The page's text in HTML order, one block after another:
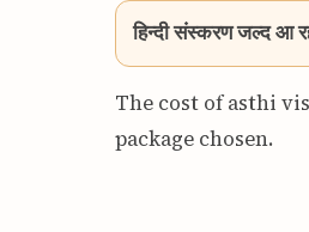
हिन्दी संस्करण जल्द आ
The cost of asthi
package chosen.